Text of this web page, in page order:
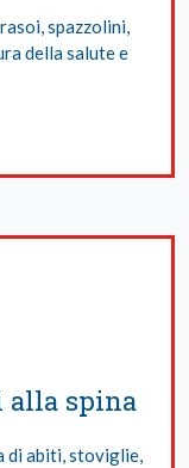
spazzolini,
della salute e
alla spina
di abiti, stoviglie,